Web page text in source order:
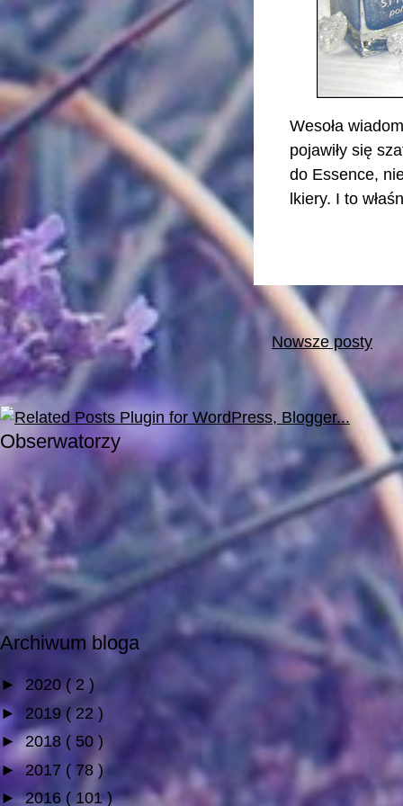
Wesoła
pojawiły się
do Essence,
lkiery. I to
Nowsze posty
Obserwatorzy
Archiwum bloga
► 2020 ( 2 )
► 2019 ( 22 )
►2018 ( 50 )
►2017 ( 78 )
►2016 ( 101 )